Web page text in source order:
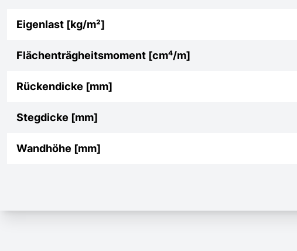
Eigenlast [kg/m²]
Flächenträgheitsmoment [cm⁴/m]
Rückendicke [mm]
Stegdicke [mm]
Wandhöhe [mm]